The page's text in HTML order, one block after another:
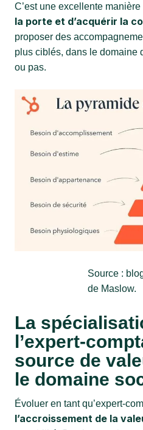
C’est une excellente manière
la porte et d’acquérir la
proposer des
plus ciblés, dans le domaine
ou pas.
Source :
de Maslow.
La
l’expert-
source de
le domaine
Évoluer en tant qu’expert-
l’accroissement de la